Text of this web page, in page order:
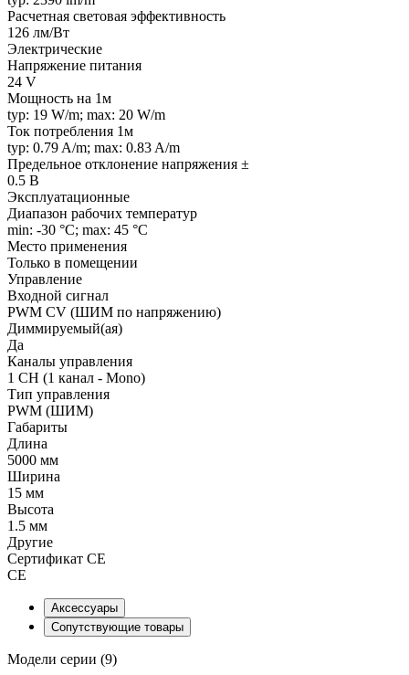
Расчетная световая эффективность
126 лм/Вт
Электрические
Напряжение питания
24 V
Мощность на 1м
typ: 19 W/m; max: 20 W/m
Ток потребления 1м
typ: 0.79 A/m; max: 0.83 A/m
Предельное отклонение напряжения ±
0.5 В
Эксплуатационные
Диапазон рабочих температур
min: -30 °C; max: 45 °C
Место применения
Только в помещении
Управление
Входной сигнал
PWM СV (ШИМ по напряжению)
Диммируемый(ая)
Да
Каналы управления
1 CH (1 канал - Mono)
Тип управления
PWM (ШИМ)
Габариты
Длина
5000 мм
Ширина
15 мм
Высота
1.5 мм
Другие
Сертификат CE
CE
Аксессуары
Сопутствующие товары
Модели серии (9)